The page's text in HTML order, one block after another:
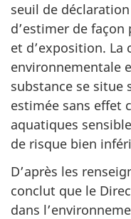
seuil de
d’estimer de
et d’exposition. La
environnementale
substance se situe
estimée sans effet
aquatiques
de risque bien
D’après les
conclut que le
dans